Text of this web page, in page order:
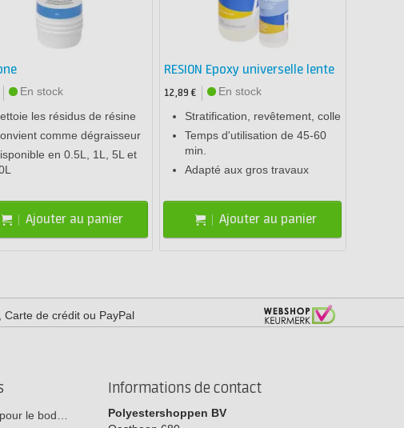
En stock
les résidus de résine
comme dégraisseur
en 0.5L, 1L, 5L et
Ajouter au panier
RESION Epoxy universelle lente
12,89 €
En stock
Stratification, revêtement, colle
Temps d'utilisation de 45-60
min.
Adapté aux gros travaux
Ajouter au panier
Carte de crédit ou PayPal
le bod…
Informations de contact
Polyestershoppen BV